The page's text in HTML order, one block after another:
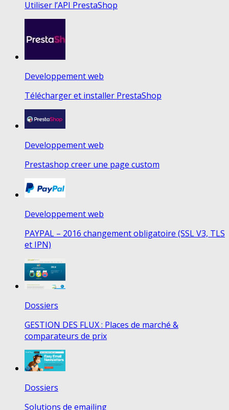
Utiliser l’API PrestaShop
Developpement web
Télécharger et installer PrestaShop
Developpement web
Prestashop creer une page custom
Developpement web
PAYPAL – 2016 changement obligatoire (SSL V3, TLS
et IPN)
Dossiers
GESTION DES FLUX : Places de marché &
comparateurs de prix
Dossiers
Solutions de emailing